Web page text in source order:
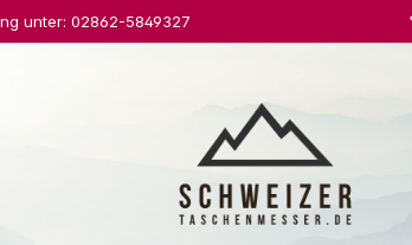
unter: 02862-5849327